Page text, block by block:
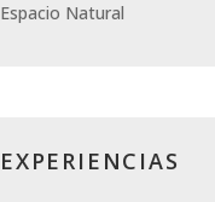
Espacio Natural
EXPERIENCIAS